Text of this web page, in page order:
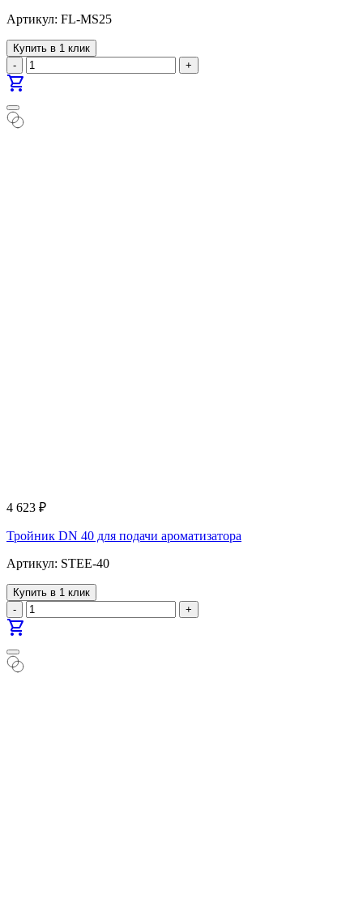
Артикул: FL-MS25
Купить в 1 клик
-
+
shopping_cart
4 623 ₽
Тройник DN 40 для подачи ароматизатора
Артикул: STEE-40
Купить в 1 клик
-
+
shopping_cart